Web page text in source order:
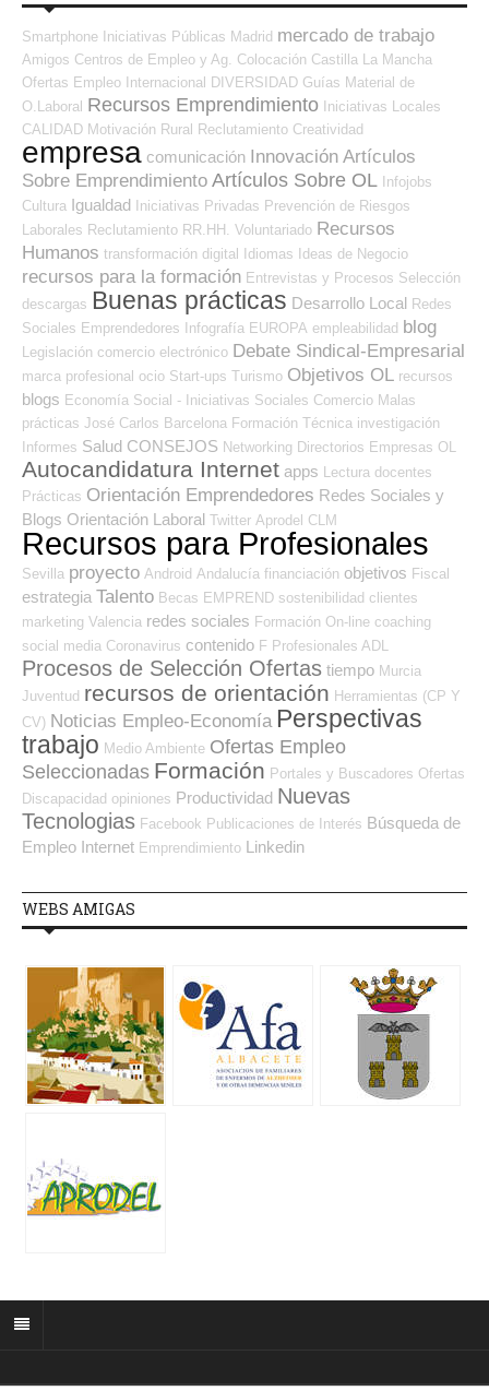
Smartphone Iniciativas Públicas Madrid mercado de trabajo
Amigos Centros de Empleo y Ag. Colocación Castilla La Mancha
Ofertas Empleo Internacional
DIVERSIDAD Guías Material de
O.Laboral Recursos Emprendimiento Iniciativas Locales
CALIDAD Motivación Rural Reclutamiento Creatividad
empresa comunicación Innovación Artículos
Sobre Emprendimiento Artículos Sobre OL
Infojobs
Cultura Igualdad Iniciativas Privadas Prevención de Riesgos
Laborales Reclutamiento RR.HH. Voluntariado Recursos
Humanos transformación digital Idiomas Ideas de Negocio
recursos para la formación Entrevistas y Procesos Selección
descargas Buenas prácticas Desarrollo Local Redes
Sociales Emprendedores
Infografía EUROPA empleabilidad blog
Legislación comercio electrónico Debate Sindical-Empresarial
marca profesional ocio Start-ups Turismo Objetivos OL recursos
blogs Economía Social - Iniciativas Sociales Comercio Malas
prácticas José Carlos Barcelona Formación Técnica investigación
Informes Salud CONSEJOS Networking Directorios Empresas OL
Autocandidatura Internet apps Lectura docentes
Prácticas Orientación Emprendedores Redes Sociales y
Blogs Orientación Laboral Twitter Aprodel CLM
Recursos para Profesionales
Sevilla proyecto Android Andalucía financiación objetivos Fiscal
estrategia Talento Becas EMPREND sostenibilidad clientes
marketing Valencia redes sociales Formación On-line coaching
social media Coronavirus contenido F Profesionales ADL
Procesos de Selección Ofertas tiempo Murcia
Juventud recursos de orientación Herramientas (CP Y
CV) Noticias Empleo-Economía Perspectivas
trabajo Medio Ambiente Ofertas Empleo
Seleccionadas Formación Portales y Buscadores Ofertas
Discapacidad opiniones Productividad Nuevas
Tecnologias Facebook Publicaciones de Interés Búsqueda de
Empleo Internet Emprendimiento Linkedin
WEBS AMIGAS